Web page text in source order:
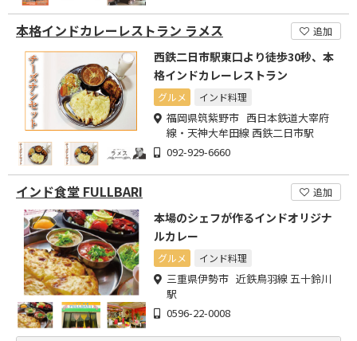
本格インドカレーレストラン ラメス 追加
西鉄二日市駅東口より徒歩30秒、本
格インドカレーレストラン
グルメ インド料理
福岡県筑紫野市 西日本鉄道大宰府
線・天神大牟田線 西鉄二日市駅
092-929-6660
インド食堂 FULLBARI 追加
本場のシェフが作るインドオリジナ
ルカレー
グルメ インド料理
三重県伊勢市 近鉄鳥羽線 五十鈴川
駅
0596-22-0008